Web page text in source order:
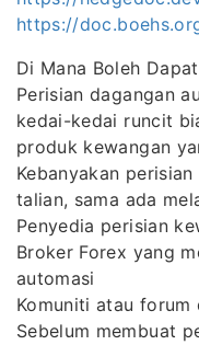
https://
Di Mana Boleh
Perisian dagangan
kedai-kedai runcit
produk kewangan
Kebanyakan
talian, sama ada
Penyedia perisian
Broker Forex yang
automasi
Komuniti atau
Sebelum membuat